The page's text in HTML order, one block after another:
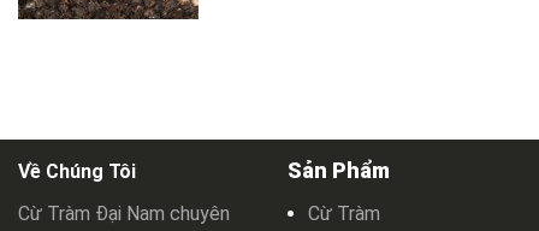
Về Chúng Tôi
Cừ Tràm Đại Nam chuyên
Sản Phẩm
Cừ Tràm